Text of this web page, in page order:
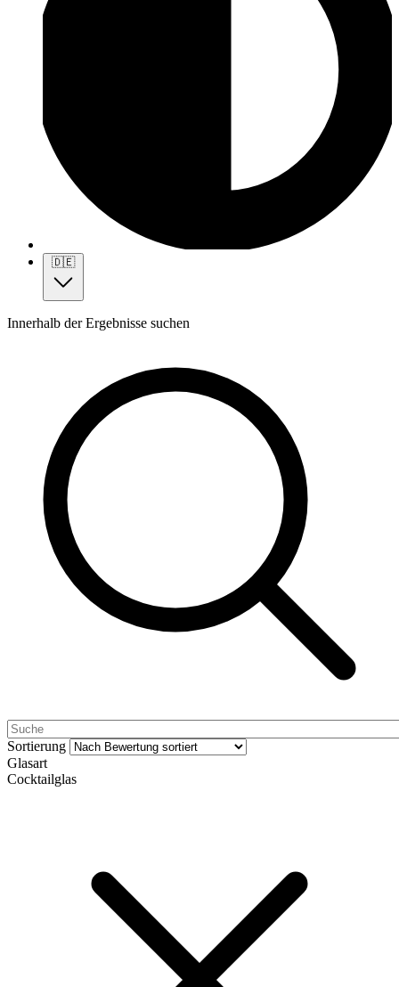
🇩🇪
Innerhalb der Ergebnisse suchen
Sortierung
Glasart
Cocktailglas